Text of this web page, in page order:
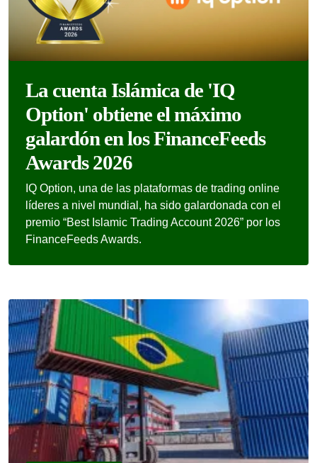
La cuenta Islámica de 'IQ
Option' obtiene el máximo
galardón en los FinanceFeeds
Awards 2026
IQ Option, una de las plataformas de trading online
líderes a nivel mundial, ha sido galardonada con el
premio “Best Islamic Trading Account 2026” por los
FinanceFeeds Awards.